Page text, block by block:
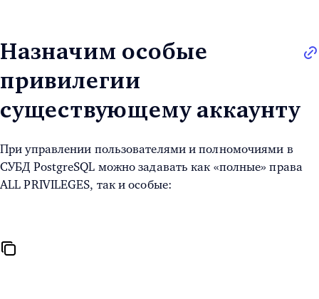
Назначим особые
привилегии
существующему аккаунту
Приуправлении пользователями и полномочиями в
СУБД PostgreSQL можно задавать как «полные» права
ALL PRIVILEGES, так и особые: